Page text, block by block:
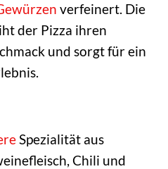
verfeinert. Die
der Pizza ihren
und sorgt für ein
Spezialität aus
Chili und